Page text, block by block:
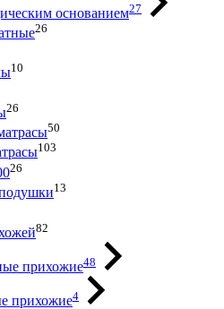
основанием27
26
10
26
50
103
26
13
82
прихожие48
прихожие4